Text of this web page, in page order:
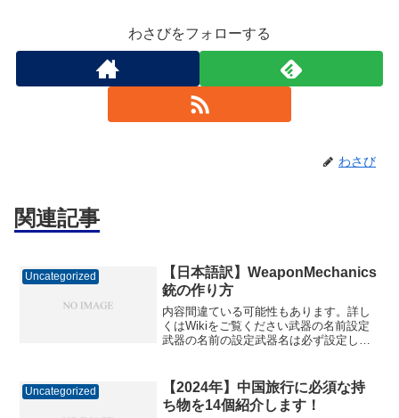
わさびをフォローする
わさび
関連記事
Uncategorized
【日本語訳】WeaponMechanics
銃の作り方
内容間違ている可能性もあります。詳し
くはWikiをご覧ください武器の名前設定
武器の名前の設定武器名は必ず設定して
_ 以外の文字は使えません。ピリオドや
ダ...
Uncategorized
【2024年】中国旅行に必須な持
ち物を14個紹介します！